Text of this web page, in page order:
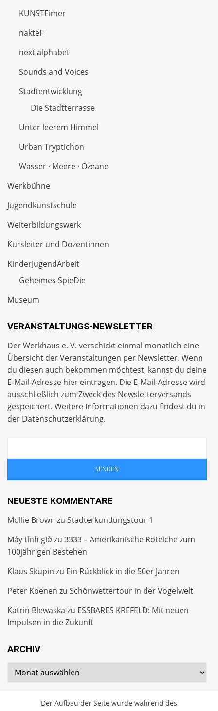
KUNSTEimer
nakteF
next alphabet
Sounds and Voices
Stadtentwicklung
Die Stadtterrasse
Unter leerem Himmel
Urban Tryptichon
Wasser · Meere · Ozeane
Werkbühne
Jugendkunstschule
Weiterbildungswerk
Kursleiter und Dozentinnen
KinderJugendArbeit
Geheimes SpieDie
Museum
VERANSTALTUNGS-NEWSLETTER
Der Werkhaus e. V. verschickt einmal monatlich eine
Übersicht der Veranstaltungen per Newsletter. Wenn
du diesen auch bekommen möchtest, kannst du deine
E-Mail-Adresse hier eintragen. Die E-Mail-Adresse wird
ausschließlich zum Zweck des Newsletterversands
gespeichert. Weitere Informationen dazu findest du in
der Datenschutzerklärung.
NEUESTE KOMMENTARE
Mollie Brown zu Stadterkundungstour 1
Máy tính giờzu 3333 – Amerikanische Roteiche zum
100jährigen Bestehen
Klaus Skupin zu Ein Rückblick in die 50er Jahren
Peter Koenen zu Schönwettertour in der Vogelwelt
Katrin Blewaska zu ESSBARES KREFELD: Mit neuen
Impulsen in die Zukunft
ARCHIV
Archiv
Der Aufbau der Seite wurde während des